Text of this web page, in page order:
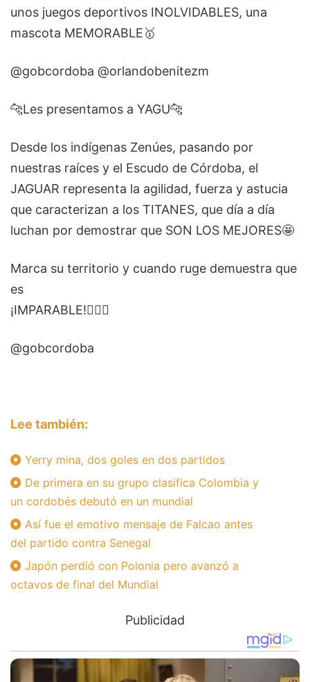
unos juegos deportivos INOLVIDABLES, una
mascota MEMORABLE🥇
@gobcordoba @orlandobenitezm
🐆Les presentamos a YAGU🐆
Desde los indígenas Zenúes, pasando por
nuestras raíces y el Escudo de Córdoba, el
JAGUAR representa la agilidad, fuerza y astucia
que caracterizan a los TITANES, que día a día
luchan por demostrar que SON LOS MEJORES🤩
Marca su territorio y cuando ruge demuestra que
es
¡IMPARABLE!👆🏻🥇
@gobcordoba
Lee también:
Yerry mina, dos goles en dos partidos
De primera en su grupo clasifica Colombia y
un cordobés debutó en un mundial
Así fue el emotivo mensaje de Falcao antes
del partido contra Senegal
Japón perdió con Polonia pero avanzó a
octavos de final del Mundial
Publicidad